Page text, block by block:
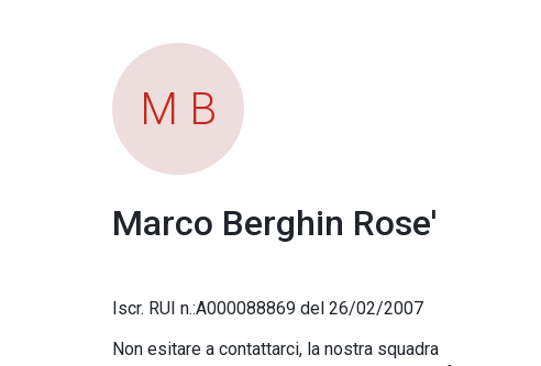
M B
Marco Berghin Rose'
Iscr. RUI n.:A000088869 del 26/02/2007
Non esitare a contattarci, la nostra squadra